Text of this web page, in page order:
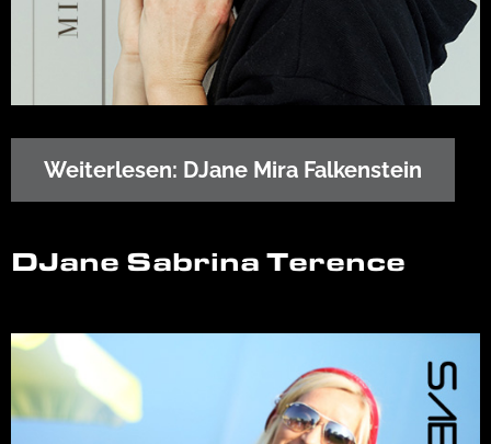
Weiterlesen: DJane Mira Falkenstein
DJane Sabrina Terence